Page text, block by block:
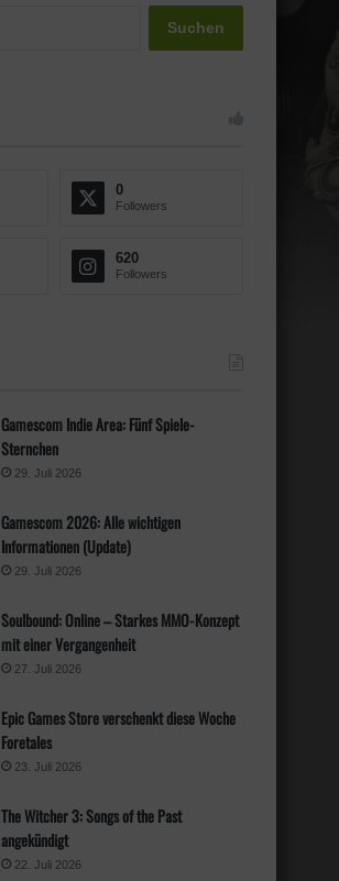
c
0
Followers
620
Followers
Gamescom Indie Area: Fünf Spiele-
Sternchen
29. Juli 2026
Gamescom 2026: Alle wichtigen
Informationen (Update)
29. Juli 2026
Soulbound: Online – Starkes MMO-Konzept
mit einer Vergangenheit
27. Juli 2026
Epic Games Store verschenkt diese Woche
Foretales
23. Juli 2026
The Witcher 3: Songs of the Past
angekündigt
22. Juli 2026